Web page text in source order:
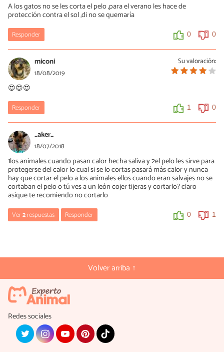
A los gatos no se les corta el pelo ,para el verano les hace de
protección contra el sol ,di no se quemaría
Responder 0 0
Su valoración:
miconi
18/08/2019
😍😍😍
Responder 1 0
_aker_
18/07/2018
1los animales cuando pasan calor hecha saliva y 2el pelo les sirve para
protegerse del calor lo cual si se lo cortas pasará más calor y nunca
hay que cortar el pelo a los animales ellos cuando eran salvajes no se
cortaban el pelo o tú ves a un león cojer tijeras y cortarlo? claro
asique te recomiendo no cortarlo
Ver2respuestas Responder 0 1
Los seres humanos, de forma natural, tendríamos el pelo por los
suelos si no nos lo cortáramos... y es mejor que lo hagamos, ¿no?
Kevin
02/03/2020
Pequeño detalle, los gatos son animales DOMÉSTICOS, no
Volver arriba ↑
Redes sociales